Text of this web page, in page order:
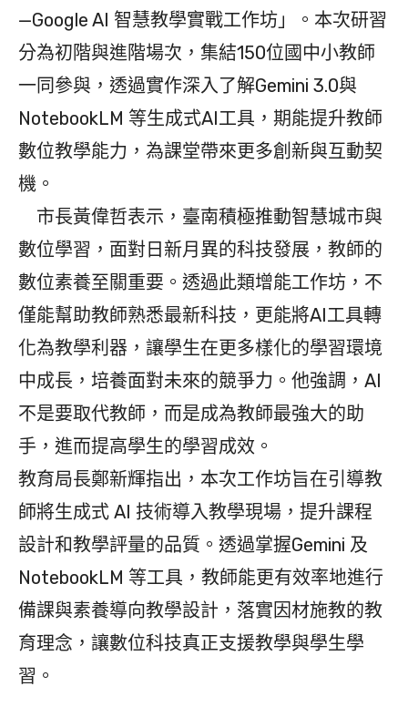
—Google AI 智慧教學實戰工作坊」。本次研習
分為初階與進階場次，集結150位國中小教師
一同參與，透過實作深入了解Gemini 3.0與
NotebookLM 等生成式AI工具，期能提升教師
數位教學能力，為課堂帶來更多創新與互動契
機。
市長黃偉哲表示，臺南積極推動智慧城市與
數位學習，面對日新月異的科技發展，教師的
數位素養至關重要。透過此類增能工作坊，不
僅能幫助教師熟悉最新科技，更能將AI工具轉
化為教學利器，讓學生在更多樣化的學習環境
中成長，培養面對未來的競爭力。他強調，AI
不是要取代教師，而是成為教師最強大的助
手，進而提高學生的學習成效。
教育局長鄭新輝指出，本次工作坊旨在引導教
師將生成式 AI 技術導入教學現場，提升課程
設計和教學評量的品質。透過掌握Gemini 及
NotebookLM 等工具，教師能更有效率地進行
備課與素養導向教學設計，落實因材施教的教
育理念，讓數位科技真正支援教學與學生學
習。